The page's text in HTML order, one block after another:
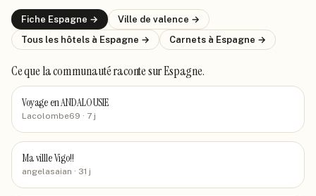
Fiche Espagne → Ville de valence →
Tous les hôtels à Espagne → Carnets à Espagne →
Ce que la communauté racontesur Espagne.
Voyage en ANDALOUSIE
Lacolombe69 · 7 j
Ma villle Vigo!!
angelasaian · 31 j